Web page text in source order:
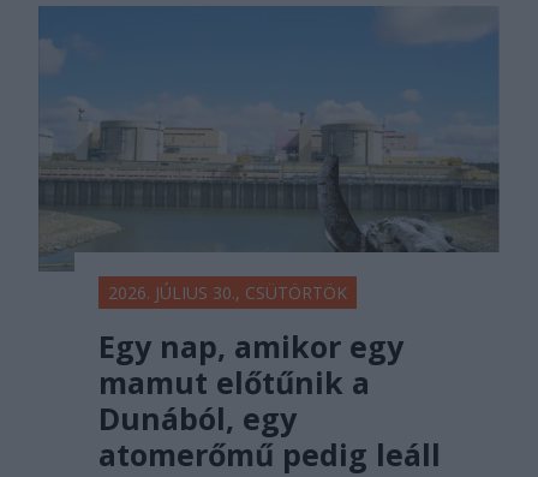
2026. JÚLIUS 30., CSÜTÖRTÖK
Egy nap, amikor egy
mamut előtűnik a
Dunából, egy
atomerőmű pedig leáll